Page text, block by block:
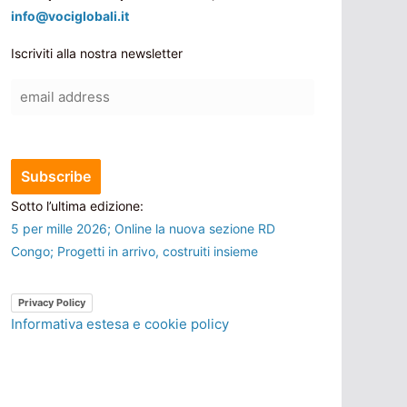
info@vociglobali.it
Iscriviti alla nostra newsletter
Sotto l’ultima edizione:
5 per mille 2026; Online la nuova sezione RD
Congo; Progetti in arrivo, costruiti insieme
Privacy Policy
Informativa estesa e cookie policy